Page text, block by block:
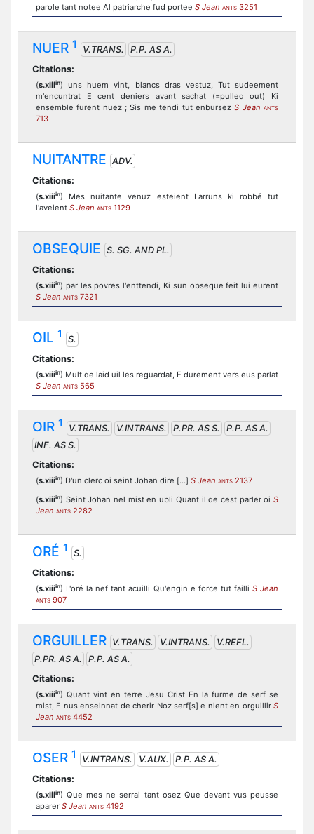
parole tant notee Al patriarche fud portee S Jean ANTS 3251
NUER 1 V.TRANS.
P.P. AS A.
Citations:
(s.xiiiin) uns huem vint, blancs dras vestuz, Tut sudeement
m'encuntrat E cent deniers avant sachat (=pulled out) Ki
ensemble furent nuez ; Sis me tendi tut enbursezS Jean ANTS
713
NUITANTRE ADV.
Citations:
(s.xiiiin) Mes nuitante venuz esteient Larruns ki robbé tut
l'aveient S Jean ANTS 1129
OBSEQUIE S. SG. AND PL.
Citations:
(s.xiiiin) par les povres l'enttendi, Ki sun obseque feit lui eurent
S Jean ANTS 7321
OIL 1
S.
Citations:
(s.xiiiin) Mult de laid uil les reguardat, E durement vers eus parlat
S Jean ANTS 565
OIR 1 V.TRANS. V.INTRANS. P.PR. AS S.
P.P. AS A.
INF. AS S.
Citations:
(s.xiiiin) D'un clerc oi seint Johan dire [...] S Jean ANTS 2137
(s.xiiiin) Seint Johan nel mist en ubli Quant il de cest parler oi S
Jean ANTS 2282
ORÉ 1
S.
Citations:
(s.xiiiin) L'oré la nef tant acuilli Qu'engin e force tut failli S Jean
ANTS 907
ORGUILLER V.TRANS. V.INTRANS.
V.REFL.
P.PR. AS A.
P.P. AS A.
Citations:
(s.xiiiin) Quant vint en terre Jesu Crist En la furme de serf se
mist, E nus enseinnat de cherir Noz serf[s] e nient en orguillir S
Jean ANTS 4452
OSER 1 V.INTRANS. V.AUX.
P.P. AS A.
Citations:
(s.xiiiin) Que mes ne serrai tant osez Que devant vus peusse
aparer S Jean ANTS 4192